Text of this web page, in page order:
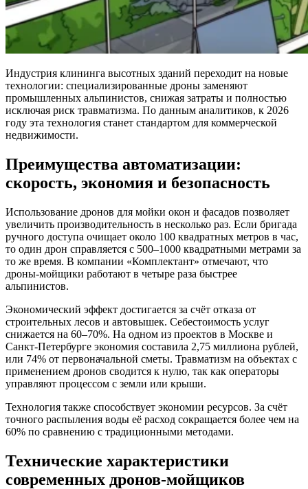
Индустрия клининга высотных зданий переходит на новые
технологии: специализированные дроны заменяют
промышленных альпинистов, снижая затраты и полностью
исключая риск травматизма. По данным аналитиков, к 2026
году эта технология станет стандартом для коммерческой
недвижимости.
Преимущества автоматизации:
скорость, экономия и безопасность
Использование дронов для мойки окон и фасадов позволяет
увеличить производительность в несколько раз. Если бригада
ручного доступа очищает около 100 квадратных метров в час,
то один дрон справляется с 500–1000 квадратными метрами за
то же время. В компании «Комплектант» отмечают, что
дроны-мойщики работают в четыре раза быстрее
альпинистов.
Экономический эффект достигается за счёт отказа от
строительных лесов и автовышек. Себестоимость услуг
снижается на 60–70%. На одном из проектов в Москве и
Санкт-Петербурге экономия составила 2,75 миллиона рублей,
или 74% от первоначальной сметы. Травматизм на объектах с
применением дронов сводится к нулю, так как операторы
управляют процессом с земли или крыши.
Технология также способствует экономии ресурсов. За счёт
точного распыления воды её расход сокращается более чем на
60% по сравнению с традиционными методами.
Технические характеристики
современных дронов-мойщиков